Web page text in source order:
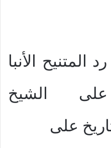
الأنبا
الشيخ
على